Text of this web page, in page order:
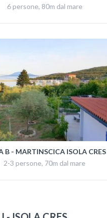
6 persone, 80m dal mare
B - MARTINSCICA ISOLA CRES
2-3 persone, 70m dal mare